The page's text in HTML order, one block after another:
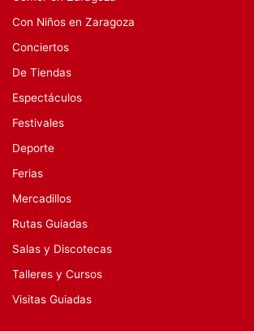
Con Niños en Zaragoza
Conciertos
De Tiendas
Espectáculos
Festivales
Deporte
Ferias
Mercadillos
Rutas Guiadas
Salas y Discotecas
Talleres y Cursos
Visitas Guiadas